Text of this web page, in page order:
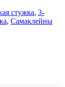
стужка, 3-
, Самаклейны